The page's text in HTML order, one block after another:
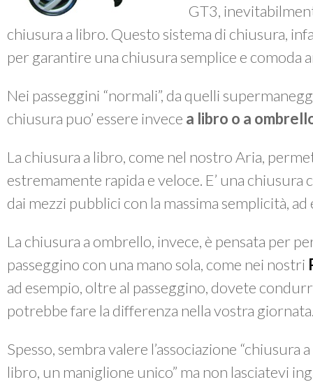
GT3,
chiusura a libro. Questo sistema di chiusura,
per garantire una chiusura semplice e comoda
Nei passeggini “normali”, da quelli
chiusura puo’ essere invece a libro o a
La chiusura a libro, come nel nostro Aria,
estremamente rapida e veloce. E’ una chiusura
dai mezzi pubblici con la massima semplicità, ad
La chiusura a ombrello, invece, è pensata per
passeggino con una mano sola, come nei nostri
ad esempio, oltre al passeggino, dovete
potrebbe fare la differenza nella vostra
Spesso, sembra valere l’associazione “chiusura
libro, un maniglione unico” ma non lasciatevi